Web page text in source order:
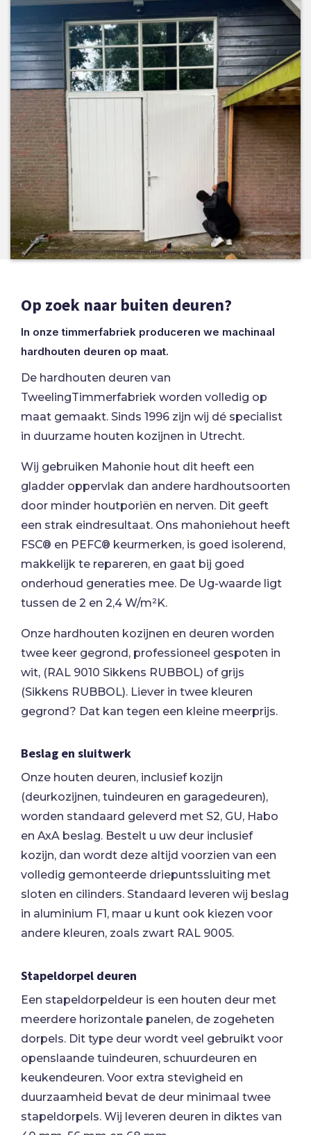
Op zoek naar buiten deuren?
In onze timmerfabriek produceren we machinaal
hardhouten deuren op maat.
De hardhouten deuren van
TweelingTimmerfabriek worden volledig op
maat gemaakt. Sinds 1996 zijn wij dé specialist
in duurzame houten kozijnen in Utrecht.
Wij gebruiken Mahonie hout dit heeft een
gladder oppervlak dan andere hardhoutsoorten
door minder houtporiën en nerven. Dit geeft
een strak eindresultaat. Ons mahoniehout heeft
FSC® en PEFC® keurmerken, is goed isolerend,
makkelijk te repareren, en gaat bij goed
onderhoud generaties mee. De Ug-waarde ligt
tussen de 2 en 2,4 W/m²K.
Onze hardhouten kozijnen en deuren worden
twee keer gegrond, professioneel gespoten in
wit, (RAL 9010 Sikkens RUBBOL) of grijs
(Sikkens RUBBOL). Liever in twee kleuren
gegrond? Dat kan tegen een kleine meerprijs.
Beslag en sluitwerk
Onze houten deuren, inclusief kozijn
(deurkozijnen, tuindeuren en garagedeuren),
worden standaard geleverd met S2, GU, Habo
en AxA beslag. Bestelt u uw deur inclusief
kozijn, dan wordt deze altijd voorzien van een
volledig gemonteerde driepuntssluiting met
sloten en cilinders. Standaard leveren wij beslag
in aluminium F1, maar u kunt ook kiezen voor
andere kleuren, zoals zwart RAL 9005.
Stapeldorpel deuren
Een stapeldorpeldeur is een houten deur met
meerdere horizontale panelen, de zogeheten
dorpels. Dit type deur wordt veel gebruikt voor
openslaande tuindeuren, schuurdeuren en
keukendeuren. Voor extra stevigheid en
duurzaamheid bevat de deur minimaal twee
stapeldorpels. Wij leveren deuren in diktes van